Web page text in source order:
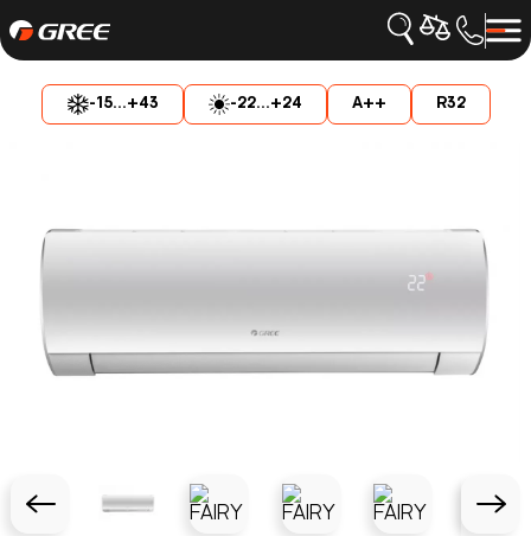
-15...+43 -22...+24 A++ R32